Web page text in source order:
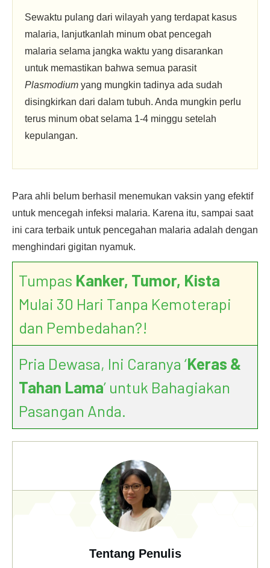
Sewaktu pulang dari wilayah yang terdapat kasus
malaria, lanjutkanlah minum obat pencegah
malaria selama jangka waktu yang disarankan
untuk memastikan bahwa semua parasit
Plasmodium yang mungkin tadinya ada sudah
disingkirkan dari dalam tubuh. Anda mungkin perlu
terus minum obat selama 1-4 minggu setelah
kepulangan.
Para ahli belum berhasil menemukan vaksin yang efektif
untuk mencegah infeksi malaria. Karena itu, sampai saat
ini cara terbaik untuk pencegahan malaria adalah dengan
menghindari gigitan nyamuk.
Tumpas Kanker, Tumor, Kista
Mulai 30 Hari Tanpa Kemoterapi
dan Pembedahan?!
Pria Dewasa, Ini Caranya ‘Keras &
Tahan Lama’ untuk Bahagiakan
Pasangan Anda.
Tentang Penulis